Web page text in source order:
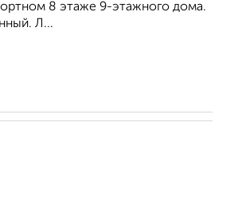
8 этаже 9-этажного дома.
Л...